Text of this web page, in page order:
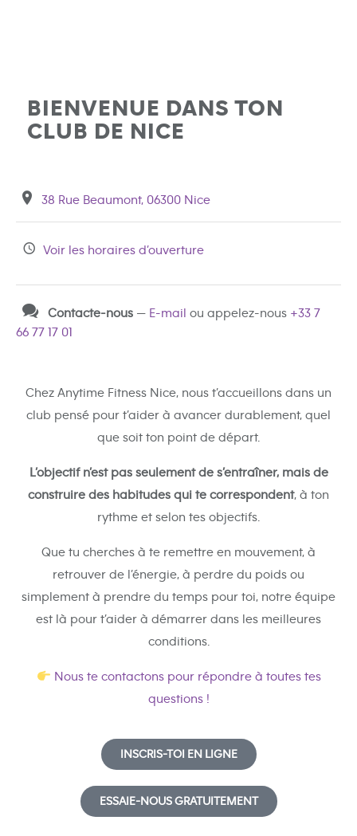
BIENVENUE DANS TON
CLUB DE NICE
38 Rue Beaumont, 06300 Nice
Voir les horaires d’ouverture
Contacte-nous — E-mail ou appelez-nous +33 7
66 77 17 01
Chez Anytime Fitness Nice, nous t’accueillons dans un
club pensé pour t’aider à avancer durablement, quel
que soit ton point de départ.
L’objectif n’est pas seulement de s’entraîner, mais de
construire des habitudes qui te correspondent, à ton
rythme et selon tes objectifs.
Que tu cherches à te remettre en mouvement, à
retrouver de l’énergie, à perdre du poids ou
simplement à prendre du temps pour toi, notre équipe
est là pour t’aider à démarrer dans les meilleures
conditions.
Nous te contactons pour répondre à toutes tes
questions !
INSCRIS-TOI EN LIGNE
ESSAIE-NOUS GRATUITEMENT